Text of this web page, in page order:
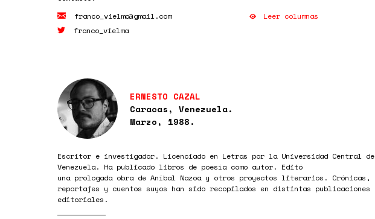
franco_vielma@gmail.com
franco_vielma
Leer columnas
ERNESTO CAZAL
Caracas, Venezuela.
Marzo, 1988.
Escritor e investigador. Licenciado en Letras por la Universidad Central de
Venezuela. Ha publicado libros de poesía como autor. Editó
una prologada obra de Aníbal Nazoa y otros proyectos literarios. Crónicas,
reportajes y cuentos suyos han sido recopilados en distintas publicaciones
editoriales.